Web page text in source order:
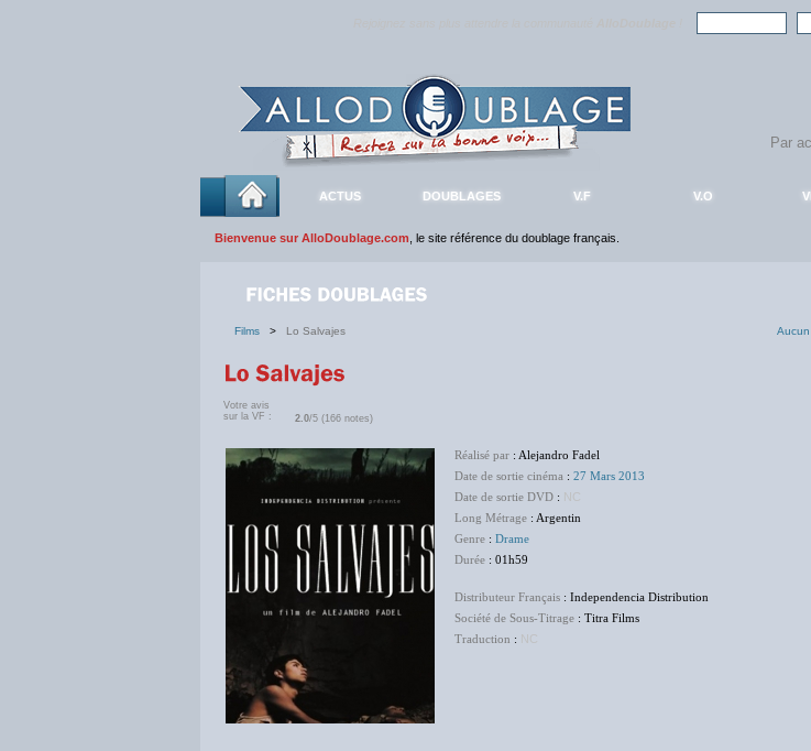
ACTUS DOUBLAGES V.F V.O
Bienvenue sur AlloDoublage.com , le site référence du doublage français.
Films > Lo Salvajes Aucun
Votre avis
sur la VF :
2.0/5 (166 notes)
Réalisé par : Alejandro Fadel
Date de sortie cinéma : 27 Mars 2013
Date de sortie DVD : NC
Long Métrage : Argentin
Genre : Drame
Durée : 01h59
Distributeur Français : Independencia Distribution
Société de Sous-Titrage : Titra Films
Traduction : NC